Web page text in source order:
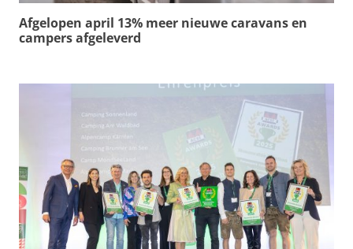
Afgelopen april 13% meer nieuwe caravans en
campers afgeleverd